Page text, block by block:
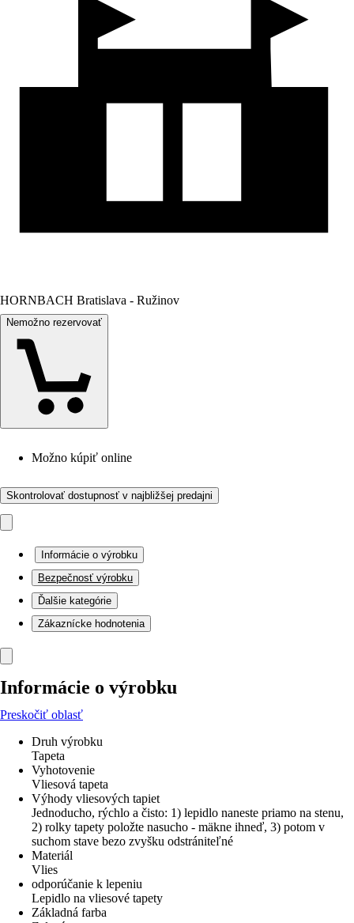
HORNBACH Bratislava - Ružinov
Nemožno rezervovať
Možno kúpiť online
Skontrolovať dostupnosť v najbližšej predajni
Informácie o výrobku
Bezpečnosť výrobku
Ďalšie kategórie
Zákaznícke hodnotenia
Informácie o výrobku
Preskočiť oblasť
Druh výrobku
Tapeta
Vyhotovenie
Vliesová tapeta
Výhody vliesových tapiet
Jednoducho, rýchlo a čisto: 1) lepidlo naneste priamo na stenu,
2) rolky tapety položte nasucho - mäkne ihneď, 3) potom v
suchom stave bezo zvyšku odstrániteľné
Materiál
Vlies
odporúčanie k lepeniu
Lepidlo na vliesové tapety
Základná farba